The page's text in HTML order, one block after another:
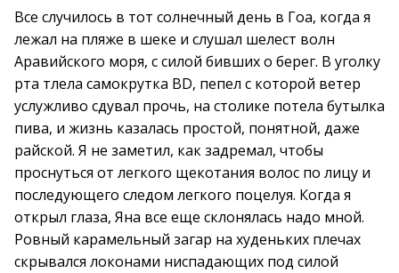
Все случилось в тот солнечный день в Гоа, когда я
лежал на пляже в шеке и слушал шелест волн
Аравийского моря, с силой бивших о берег. В уголку
рта тлела самокрутка BD, пепел с которой ветер
услужливо сдувал прочь, на столике потела бутылка
пива, и жизнь казалась простой, понятной, даже
райской. Я не заметил, как задремал, чтобы
проснуться от легкого щекотания волос по лицу и
последующего следом легкого поцелуя. Когда я
открыл глаза, Яна все еще склонялась надо мной.
Ровный карамельный загар на худеньких плечах
скрывался локонами ниспадающих под силой